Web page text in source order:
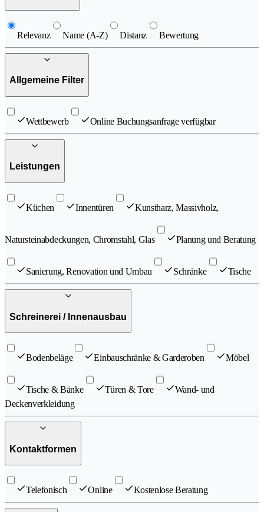
Relevanz Name (A-Z) Distanz Bewertung
Allgemeine Filter
Wettbewerb Online Buchungsanfrage verfügbar
Leistungen
Küchen Innentüren Kunstharz, Massivholz,
Natursteinabdeckungen, Chromstahl, Glas Planung und Beratung
Sanierung, Renovation und Umbau Schränke Tische
Schreinerei / Innenausbau
Bodenbeläge Einbauschränke & Garderoben Möbel
Tische & Bänke Türen & Tore
Wand- und
Deckenverkleidung
Kontaktformen
Telefonisch Online Kostenlose Beratung